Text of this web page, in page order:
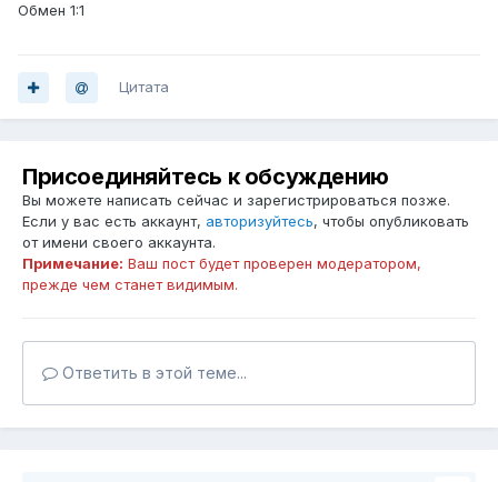
Обмен 1:1
Цитата
Присоединяйтесь к обсуждению
Вы можете написать сейчас и зарегистрироваться позже.
Если у вас есть аккаунт, авторизуйтесь, чтобы опубликовать
от имени своего аккаунта.
Примечание: Ваш пост будет проверен модератором,
прежде чем станет видимым.
Ответить в этой теме...